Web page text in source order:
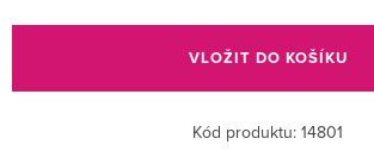
cena:
VLOŽIT DO KOŠÍKU
Kód produktu: 14801